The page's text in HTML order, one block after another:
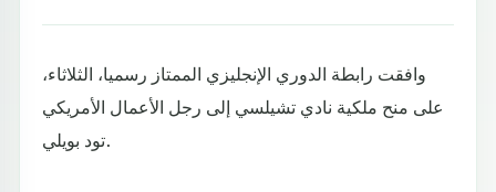
وافقت رابطة الدوري الإنجليزي الممتاز رسميا، الثلاثاء،
على منح ملكية نادي تشيلسي إلى رجل الأعمال الأمريكي
تود بويلي.